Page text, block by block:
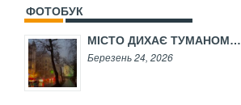
ФОТОБУК
МІСТО ДИХАЄ ТУМАНОМ…
Березень 24, 2026